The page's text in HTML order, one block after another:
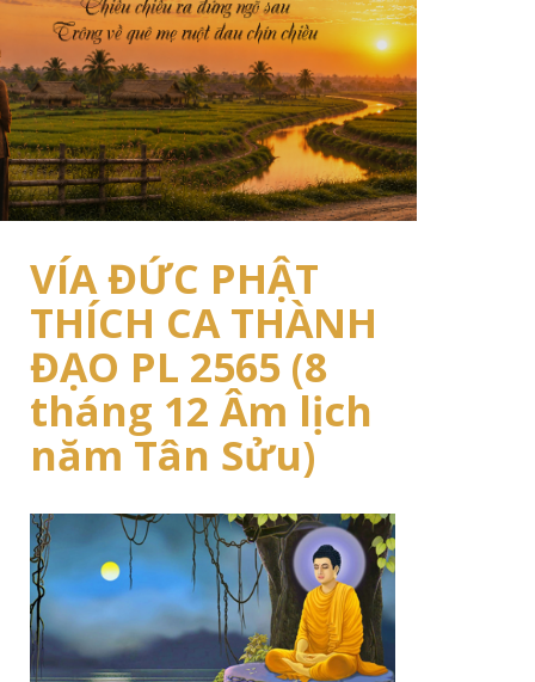
VÍA ĐỨC PHẬT
THÍCH CA THÀNH
ĐẠO PL 2565 (8
tháng 12 Âm lịch
năm Tân Sửu)